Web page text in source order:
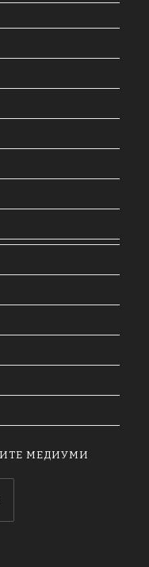
МЕДИУМИ